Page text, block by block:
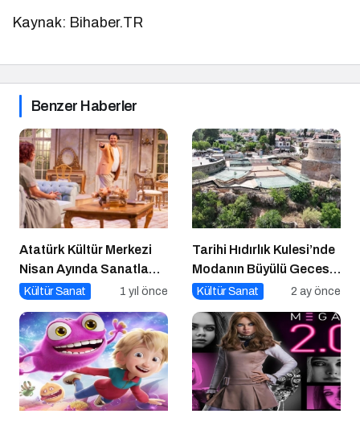
Kaynak: Bihaber.TR
Benzer Haberler
Atatürk Kültür Merkezi
Nisan Ayında Sanatla
Dolup Taşıyor
Kültür Sanat 1 yıl önce
Tarihi Hıdırlık Kulesi’nde
Modanın Büyülü Gecesi:
Cihan Nacar Defilesi
Kültür Sanat 2 ay önce